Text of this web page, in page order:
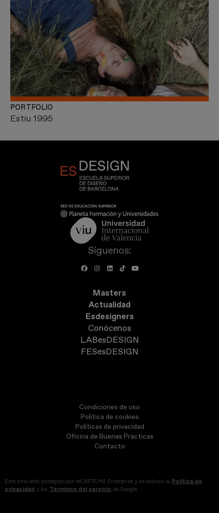
Estiu 1995
PORTFOLIO
Síguenos:
Masters
Actualidad
Esdesigners
Conócenos
LABesDESIGN
FESesDESIGN
Condiciones de uso
Política de cookies
Políticas de privacidad
Oficina de Buenas Prácticas
Contacto
Este sitio está protegido por reCAPTCHA Enterprise y se aplican la Política de
privacidad y los Términos del servicio de Google.